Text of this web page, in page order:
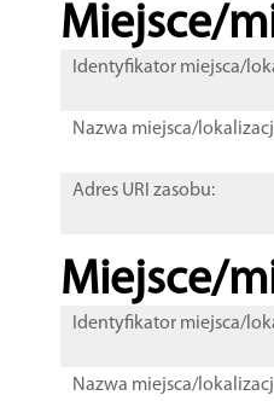
Miejsce/
Identyfikator miejsca/
Nazwa miejsca/
Adres URI zasobu:
Miejsce/
Identyfikator miejsca/
Nazwa miejsca/